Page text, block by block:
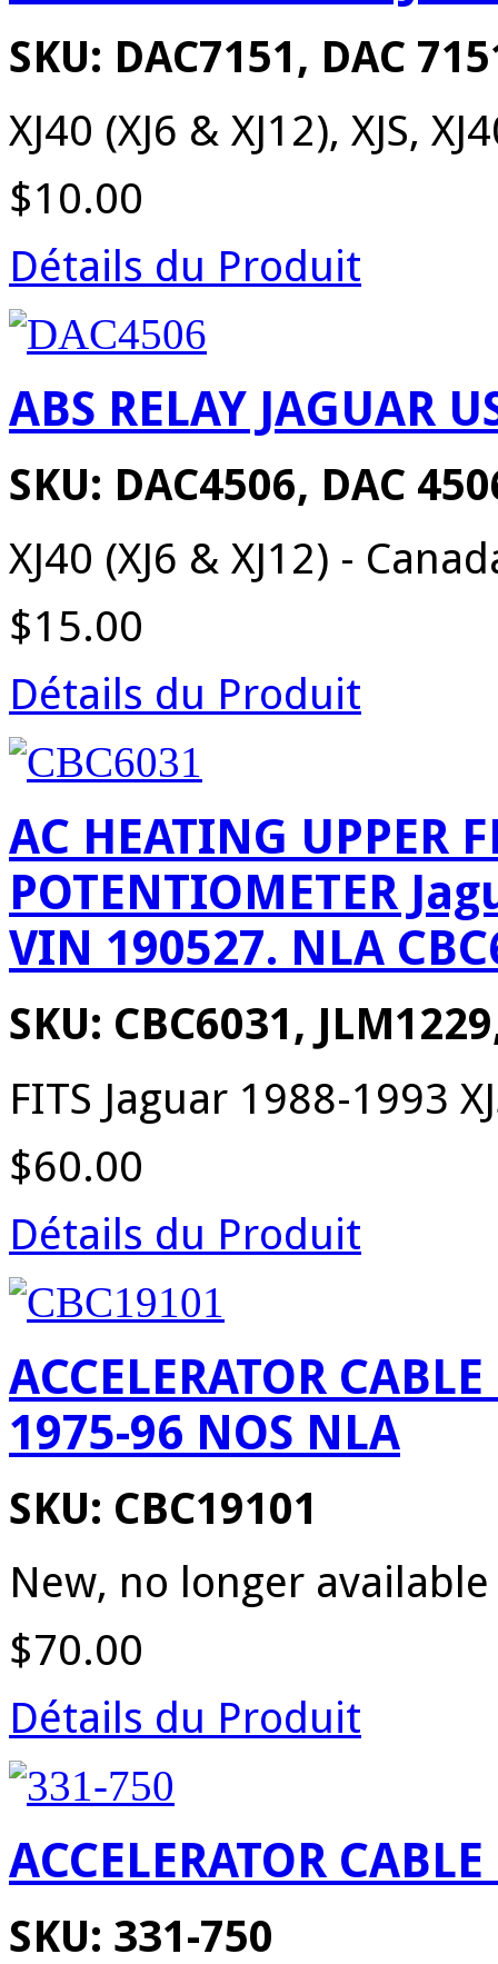
SKU: DAC7151, DAC
XJ40 (XJ6 & XJ12), XJS,
$10.00
Détails du Produit
ABS RELAY JAGUAR
SKU: DAC4506, DAC
XJ40 (XJ6 & XJ12) -
$15.00
Détails du Produit
AC HEATING UPPER
POTENTIOMETER
VIN 190527. NLA
SKU: CBC6031,
FITS Jaguar 1988-1993
$60.00
Détails du Produit
ACCELERATOR
1975-96 NOS NLA
SKU: CBC19101
New, no longer available
$70.00
Détails du Produit
ACCELERATOR
SKU: 331-750